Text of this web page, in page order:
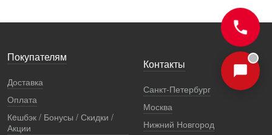
Покупателям
Доставка
Оплата
Кeшбэк / Бонусы / Скидки /
Акции
Контакты
Санкт-Петербург
Москва
Нижний Новгород